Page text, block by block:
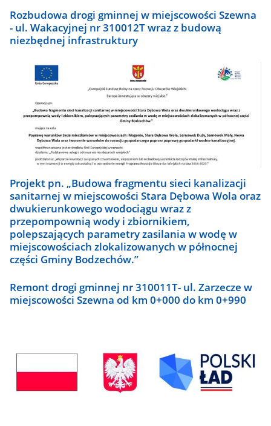
Rozbudowa drogi gminnej w miejscowości Szewna
- ul. Wakacyjnej nr 310012T wraz z budową
niezbędnej infrastruktury
Projekt pn. „Budowa fragmentu sieci kanalizacji
sanitarnej w miejscowości Stara Dębowa Wola oraz
dwukierunkowego wodociągu wraz z
przepompownią wody i zbiornikiem,
polepszających parametry zasilania w wodę w
miejscowościach zlokalizowanych w północnej
części Gminy Bodzechów.”
Remont drogi gminnej nr 310011T- ul. Zarzecze w
miejscowości Szewna od km 0+000 do km 0+990